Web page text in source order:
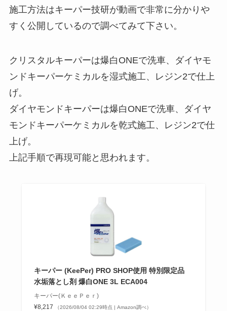
施工方法はキーパー技研が動画で非常に分かりや
すく公開しているので調べてみて下さい。
クリスタルキーパーは爆白ONEで洗車、ダイヤモ
ンドキーパーケミカルを湿式施工、レジン2で仕上
げ。
ダイヤモンドキーパーは爆白ONEで洗車、ダイヤ
モンドキーパーケミカルを乾式施工、レジン2で仕
上げ。
上記手順で再現可能と思われます。
キーパー (KeePer) PRO SHOP使用 特別限定品
水垢落とし剤 爆白ONE 3L ECA004
キーパー(ＫｅｅＰｅｒ)
¥8,217
（2026/08/04 02:29時点 | Amazon調べ）